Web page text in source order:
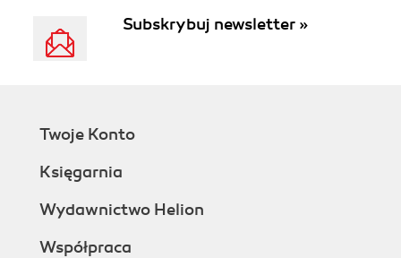
Subskrybuj newsletter »
Twoje Konto
Księgarnia
Wydawnictwo Helion
Współpraca